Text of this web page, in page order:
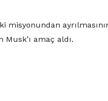
misyonundan
amaç aldı.